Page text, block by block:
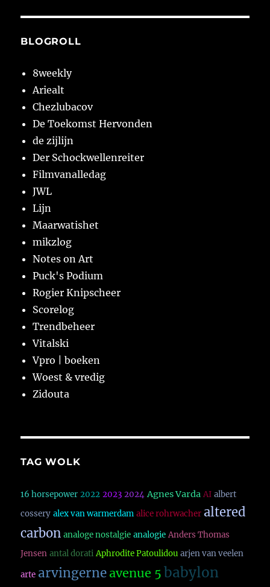
BLOGROLL
8weekly
Ariealt
Chezlubacov
De Toekomst Hervonden
de zijlijn
Der Schockwellenreiter
Filmvanalledag
JWL
Lijn
Maarwatishet
mikzlog
Notes on Art
Puck's Podium
Rogier Knipscheer
Scorelog
Trendbeheer
Vitalski
Vpro | boeken
Woest & vredig
Zidouta
TAG WOLK
16 horsepower 2022 2023 2024 Agnes Varda AI albert
cossery alex van warmerdam alice rohrwacher altered
carbon analoge nostalgie analogie Anders Thomas
Jensen antal dorati Aphrodite Patoulidou arjen van veelen
arte arvingerne avenue 5 babylon